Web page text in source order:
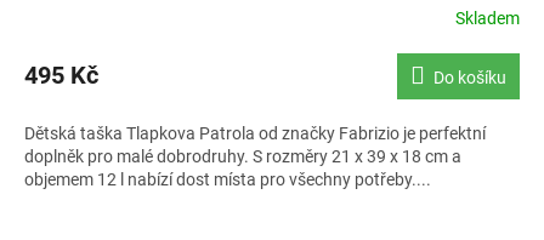
Skladem
495 Kč Do košíku
Dětská taška Tlapkova Patrola od značky Fabrizio je perfektní
doplněk pro malé dobrodruhy. S rozměry 21 x 39 x 18 cm a
objemem 12 l nabízí dost místa pro všechny potřeby....